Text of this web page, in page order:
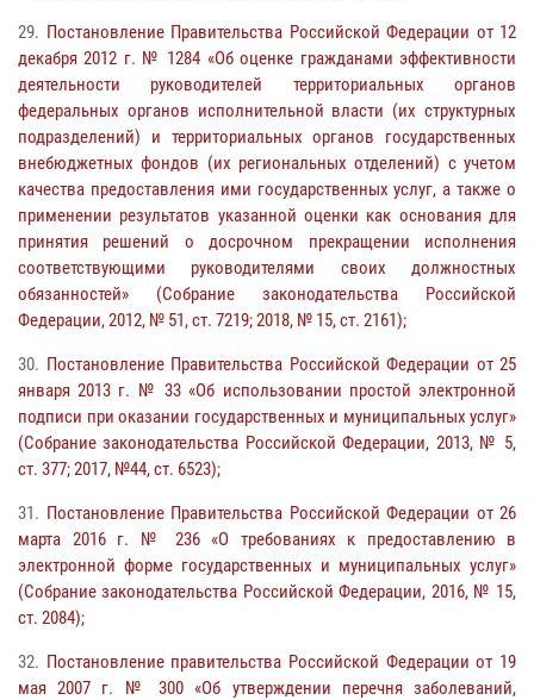
29. Постановление Правительства Российской Федерации от 12
декабря 2012 г. № 1284 «Об оценке гражданами эффективности
деятельности руководителей территориальных органов
федеральных органов исполнительной власти (их структурных
подразделений) и территориальных органов государственных
внебюджетных фондов (их региональных отделений) с учетом
качества предоставления ими государственных услуг, а также о
применении результатов указанной оценки как основания для
принятия решений о досрочном прекращении исполнения
соответствующими руководителями своих должностных
обязанностей» (Собрание законодательства Российской
Федерации, 2012, № 51, ст. 7219; 2018, № 15, ст. 2161);
30. Постановление Правительства Российской Федерации от 25
января 2013 г. № 33 «Об использовании простой электронной
подписи при оказании государственных и муниципальных услуг»
(Собрание законодательства Российской Федерации, 2013, № 5,
ст. 377; 2017, №44, ст. 6523);
31. Постановление Правительства Российской Федерации от 26
марта 2016 г. № 236 «О требованиях к предоставлению в
электронной форме государственных и муниципальных услуг»
(Собрание законодательства Российской Федерации, 2016, № 15,
ст. 2084);
32. Постановление правительства Российской Федерации от 19
мая 2007 г. № 300 «Об утверждении перечня заболеваний,